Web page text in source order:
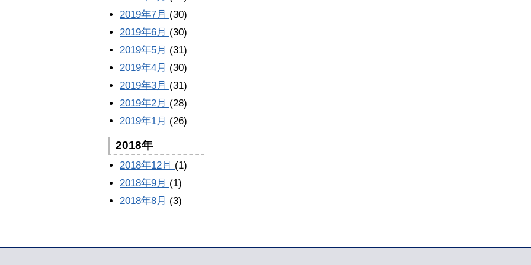
2019年7月 (30)
2019年6月 (30)
2019年5月 (31)
2019年4月 (30)
2019年3月 (31)
2019年2月 (28)
2019年1月 (26)
2018年
2018年12月 (1)
2018年9月 (1)
2018年8月 (3)